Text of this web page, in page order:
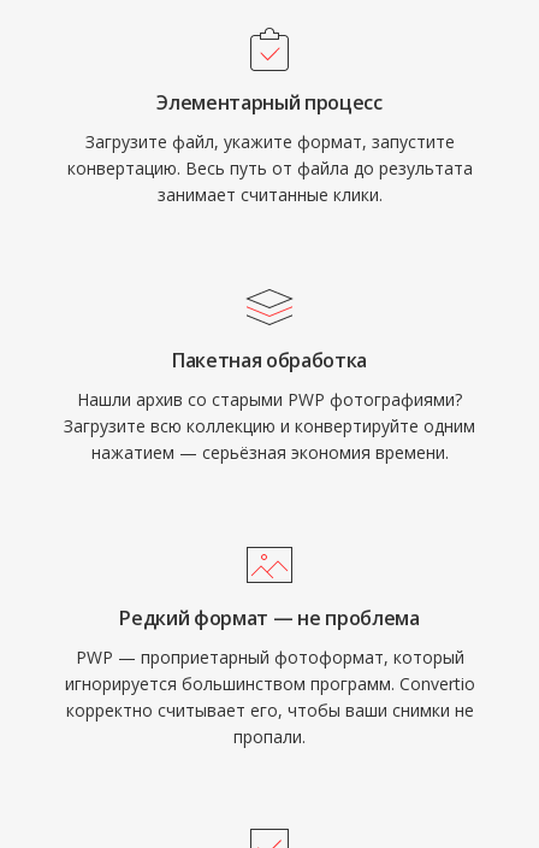
Элементарный процесс
Загрузите файл, укажите формат, запустите
конвертацию. Весь путь от файла до результата
занимает считанные клики.
Пакетная обработка
Нашли архив со старыми PWP фотографиями?
Загрузите всю коллекцию и конвертируйте одним
нажатием — серьёзная экономия времени.
Редкий формат — не проблема
PWP — проприетарный фотоформат, который
игнорируется большинством программ. Convertio
корректно считывает его, чтобы ваши снимки не
пропали.